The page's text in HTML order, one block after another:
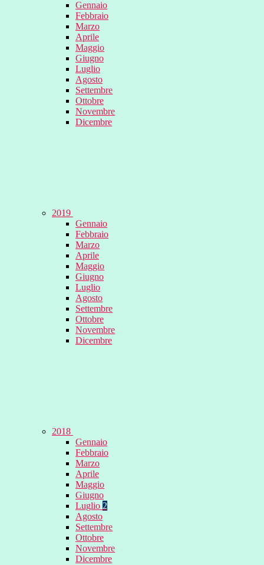
Gennaio
Febbraio
Marzo
Aprile
Maggio
Giugno
Luglio
Agosto
Settembre
Ottobre
Novembre
Dicembre
2019
Gennaio
Febbraio
Marzo
Aprile
Maggio
Giugno
Luglio
Agosto
Settembre
Ottobre
Novembre
Dicembre
2018
Gennaio
Febbraio
Marzo
Aprile
Maggio
Giugno
Luglio 2
Agosto
Settembre
Ottobre
Novembre
Dicembre